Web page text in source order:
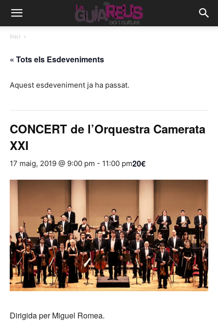
Inici
« Tots els Esdeveniments
Aquest esdeveniment ja ha passat.
CONCERT de l’Orquestra Camerata
XXI
17 maig, 2019 @ 9:00 pm - 11:00 pm20€
Dirigida per Miguel Romea.